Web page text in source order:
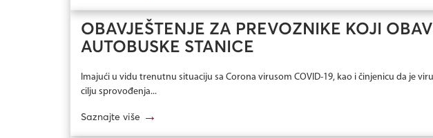
OBAVJEŠTENJE ZA PREVOZNIKE KOJI
AUTOBUSKE STANICE
Imajući u vidu trenutnu situaciju sa Corona virusom COVID-19, kao i činjenicu da je
cilju sprovođenja...
Saznajte više →